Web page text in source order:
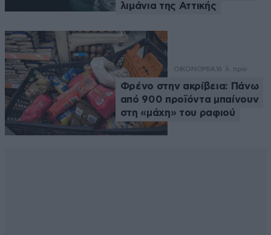
λιμάνια της Αττικής
ΟΙΚΟΝΟΜΙΑ 16 λ. πριν
Φρένο στην ακρίβεια: Πάνω
από 900 προϊόντα μπαίνουν
στη «μάχη» του ραφιού